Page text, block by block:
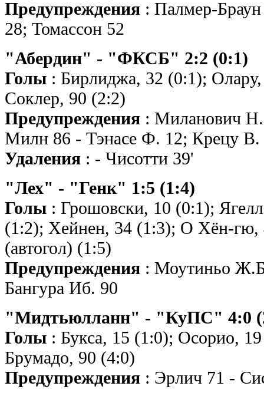
Предупреждения : Палмер-
28; Томассон 52
"Абердин" - "ФКСБ" 2:2 (0:1)
Голы : Бирлиджа, 32 (0:1);
Соклер, 90 (2:2)
Предупреждения : Миланович Н.
Милн 86 - Тэнасе Ф. 12; Крецу В.
Удаления : - Чисотти 39'
"Лех" - "Генк" 1:5 (1:4)
Голы : Грошовски, 10 (0:1);
(1:2); Хейнен, 34 (1:3); О Хён-гю,
(автогол) (1:5)
Предупреждения : Моутиньо
Бангура Иб. 90
"Мидтьюлланн" - "КуПС" 4:0
Голы : Букса, 15 (1:0); Осорио,
Брумадо, 90 (4:0)
Предупреждения : Эрлич 71 -